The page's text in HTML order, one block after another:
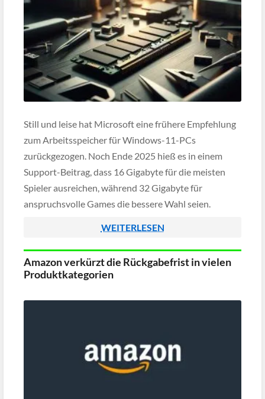
Still und leise hat Microsoft eine frühere Empfehlung
zum Arbeitsspeicher für Windows-11-PCs
zurückgezogen. Noch Ende 2025 hieß es in einem
Support-Beitrag, dass 16 Gigabyte für die meisten
Spieler ausreichen, während 32 Gigabyte für
anspruchsvolle Games die bessere Wahl seien.
frühere Link führt nur noch auf die Startseite des […]
WEITERLESEN
Amazon verkürzt die Rückgabefrist in vielen
Produktkategorien